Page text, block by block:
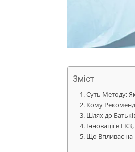
Зміст
Суть Методу:
Кому
Шлях до
Інновації в
Що Впливає на